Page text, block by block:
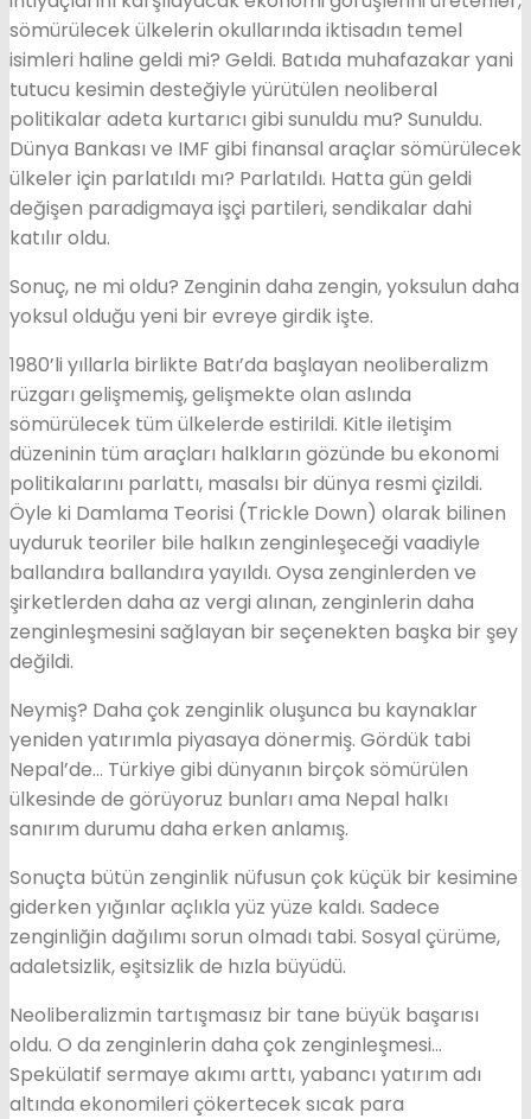
sömürülecek ülkelerin okullarında iktisadın temel
isimleri haline geldi mi? Geldi. Batıda muhafazakar yani
tutucu kesimin desteğiyle yürütülen neoliberal
politikalar adeta kurtarıcı gibi sunuldu mu? Sunuldu.
Dünya Bankası ve IMF gibi finansal araçlar sömürülecek
ülkeler için parlatıldı mı? Parlatıldı. Hatta gün geldi
değişen paradigmaya işçi partileri, sendikalar dahi
katılır oldu.
Sonuç, ne mi oldu? Zenginin daha zengin, yoksulun daha
yoksul olduğu yeni bir evreye girdik işte.
1980’li yıllarla birlikte Batı’da başlayan neoliberalizm
rüzgarı gelişmemiş, gelişmekte olan aslında
sömürülecek tüm ülkelerde estirildi. Kitle iletişim
düzeninin tüm araçları halkların gözünde bu ekonomi
politikalarını parlattı, masalsı bir dünya resmi çizildi.
Öyle ki Damlama Teorisi (Trickle Down) olarak bilinen
uyduruk teoriler bile halkın zenginleşeceği vaadiyle
ballandıra ballandıra yayıldı. Oysa zenginlerden ve
şirketlerden daha az vergi alınan, zenginlerin daha
zenginleşmesini sağlayan bir seçenekten başka bir şey
değildi.
Neymiş? Daha çok zenginlik oluşunca bu kaynaklar
yeniden yatırımla piyasaya dönermiş. Gördük tabi
Nepal’de… Türkiye gibi dünyanın birçok sömürülen
ülkesinde de görüyoruz bunları ama Nepal halkı
sanırım durumu daha erken anlamış.
Sonuçta bütün zenginlik nüfusun çok küçük bir kesimine
giderken yığınlar açlıkla yüz yüze kaldı. Sadece
zenginliğin dağılımı sorun olmadı tabi. Sosyal çürüme,
adaletsizlik, eşitsizlik de hızla büyüdü.
Neoliberalizmin tartışmasız bir tane büyük başarısı
oldu. O da zenginlerin daha çok zenginleşmesi…
Spekülatif sermaye akımı arttı, yabancı yatırım adı
altında ekonomileri çökertecek sıcak para